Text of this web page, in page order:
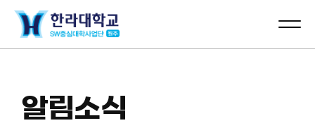
알림소식